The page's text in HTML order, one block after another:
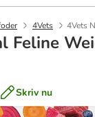
4Vets 4Vets
Feline
Skriv nu